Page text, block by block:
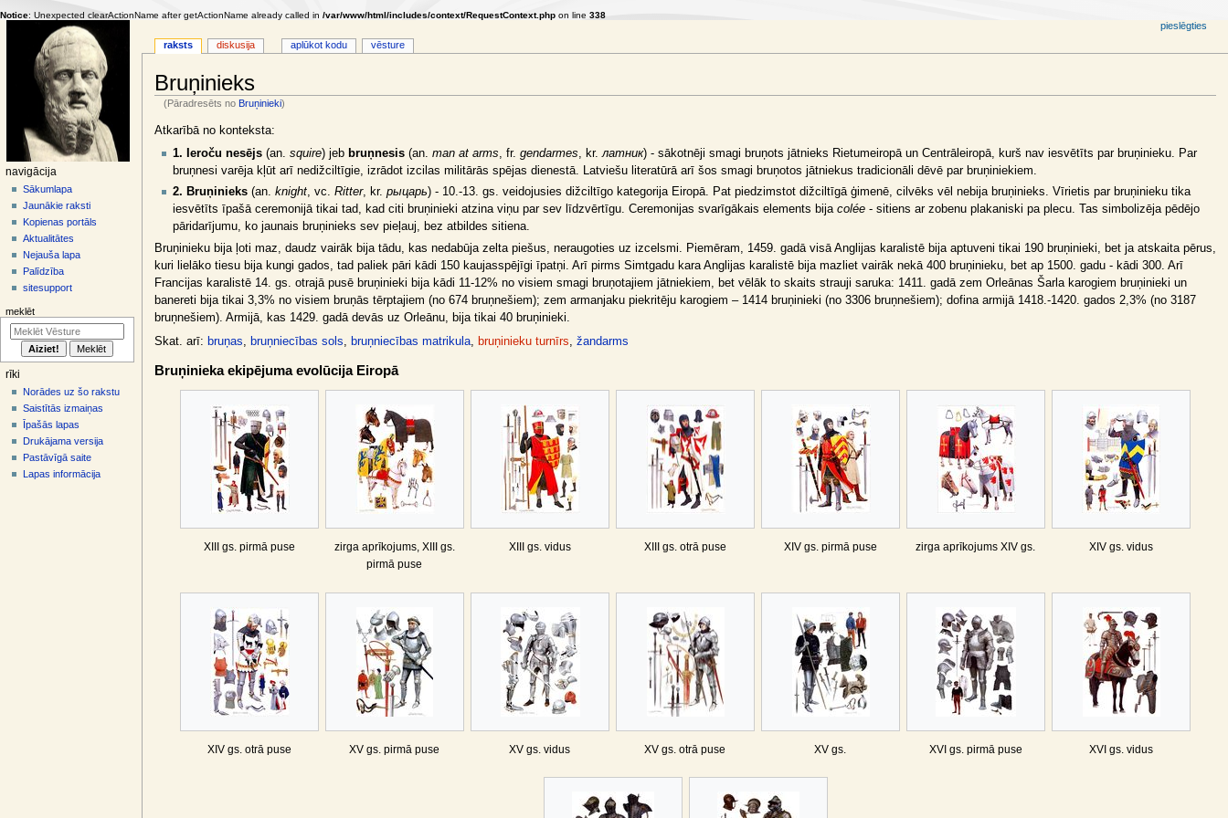
Notice: Unexpected clearActionName after getActionName already called in /var/www/html/includes/context/RequestContext.php on line 338
Bruņinieks
(Pāradresēts no Bruņinieki)
Jump
navigation
Jump
search
Atkarībā no konteksta:
1.
Ieroču nesējs(an. squire) jeb bruņnesis(an. man at arms, fr. gendarmes, kr.латник) - sākotnēji smagi bruņots jātnieks Rietumeiropā un Centrāleiropā, kurš nav iesvētīts par bruņinieku. Par
bruņnesi varēja kļūt arī nedižciltīgie, izrādot izcilas militārās spējas dienestā. Latviešu literatūrā arī šos smagi bruņotos jātniekus tradicionāli dēvē par bruņiniekiem.
2. Bruņinieks(an. knight, vc. Ritter, kr. рыцарь) - 10.-13. gs. veidojusies dižciltīgo kategorija Eiropā. Pat piedzimstot dižciltīgā ģimenē, cilvēks vēl nebija bruņinieks. Vīrietis par bruņinieku tika
iesvētīts īpašā ceremonijā tikai tad, kad citi bruņinieki atzina viņu par sev līdzvērtīgu. Ceremonijas svarīgākais elements bija colée- sitiens ar zobenu plakaniski pa plecu. Tas simbolizēja pēdējo
pāridarījumu, ko jaunais bruņinieks sev pieļauj, bez atbildes sitiena.
Bruņinieku bija ļoti maz, daudz vairāk bija tādu, kas nedabūja zelta piešus, neraugoties uz izcelsmi. Piemēram, 1459. gadā visā Anglijas karalistē bija aptuveni tikai 190 bruņinieki, bet ja atskaita pērus,
kuri lielāko tiesu bija kungi gados, tad paliek pāri kādi 150 kaujasspējīgi īpatņi. Arī pirms Simtgadu kara Anglijas karalistē bija mazliet vairāk nekā 400 bruņinieku, bet ap 1500. gadu - kādi 300. Arī
Francijas karalistē 14. gs. otrajā pusē bruņinieki bija kādi 11-12% no visiem smagi bruņotajiem jātniekiem, bet vēlāk to skaits strauji saruka: 1411. gadā zem Orleānas Šarla karogiem bruņinieki un
banereti bija tikai 3,3% no visiem bruņās tērptajiem (no 674 bruņnešiem); zem armanjaku piekritēju karogiem – 1414 bruņinieki (no 3306 bruņnešiem); dofina armijā 1418.-1420. gados 2,3% (no 3187
bruņnešiem). Armijā, kas 1429. gadā devās uz Orleānu, bija tikai 40 bruņinieki.
Skat. arī: bruņas bruņniecības sols bruņniecības matrikula, bruņinieku turnīrs žandarms
Bruņinieka ekipējuma evolūcija Eiropā
XIII gs. pirmā puse
zirga aprīkojums, XIII gs.
pirmā puse
XIII gs. vidus XIII gs. otrā puse XIV gs. pirmā puse zirga aprīkojums XIV gs. XIV gs. vidus
XIV gs. otrā puse XV gs. pirmā puse XV gs. vidus XV gs. otrā puse XV gs. XVI gs. pirmā puse XVI gs. vidus
N
i
s
raksts diskusija aplūkot kodu vēsture
pieslēgties
navigācija
Sākumlapa
Jaunākie raksti
Kopienas portāls
Aktualitātes
Nejauša lapa
Palīdzība
sitesupport
meklēt
rīki
Norādes uz šo rakstu
Saistītās izmaiņas
Īpašās lapas
Drukājama versija
Pastāvīgā saite
Lapas informācija